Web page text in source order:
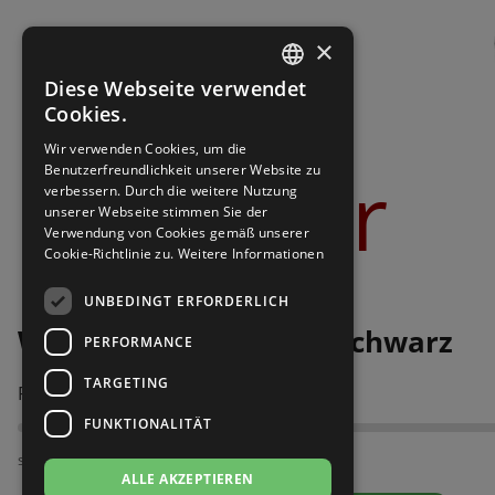
Untergrößen 33-35
Übergrößen 43-44
Flexerinas
Portdance
RayRose
Rummos
Rumpf
SoDanca
Suny
TopTanz
Bilder
Werner Kern Ruby 4,5 schwarz
Passt am besten bei Fußweite:
schmal
GERMAN
×
Diese Webseite verwendet
Cookies.
Wir verwenden Cookies, um die
Benutzerfreundlichkeit unserer Website zu
verbessern. Durch die weitere Nutzung
unserer Webseite stimmen Sie der
Verwendung von Cookies gemäß unserer
Cookie-Richtlinie zu. Weitere Informationen
UNBEDINGT ERFORDERLICH
PERFORMANCE
TARGETING
FUNKTIONALITÄT
ALLE AKZEPTIEREN